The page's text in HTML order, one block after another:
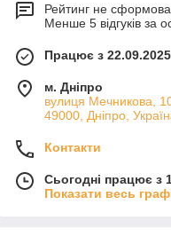
Рейтинг не
Менше 5 відгуків за
Працює з 22.09.2025
м. Дніпро
вулиця Мечникова,
49000, Дніпро,
Контакти
Сьогодні працює з
Показати весь